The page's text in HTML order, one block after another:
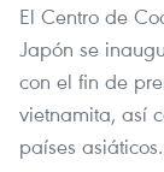
El Centro de
Japón se
con el fin de
vietnamita, así
países asiáticos.